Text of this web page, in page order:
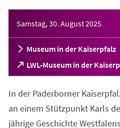
Samstag, 30. August 2025
Museum in der Kaiserpfalz
LWL-Museum in der
(Öffnet
in
neuen
Tab)
In der Paderborner
an einem Stützpunkt Karls
jährige Geschichte